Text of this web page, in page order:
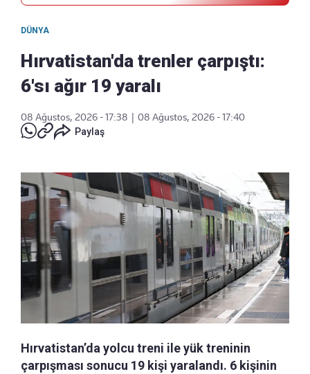
DÜNYA
Hırvatistan'da trenler çarpıştı:
6'sı ağır 19 yaralı
08 Ağustos, 2026 - 17:38
08 Ağustos, 2026 - 17:40
Paylaş
Hırvatistan’da yolcu treni ile yük treninin
çarpışması sonucu 19 kişi yaralandı. 6 kişinin